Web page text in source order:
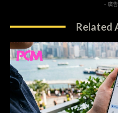
- 廣
Related